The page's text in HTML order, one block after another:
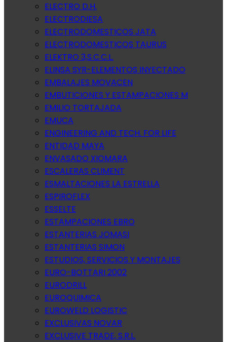
ELECTRO D.H.
ELECTRODIESA
ELECTRODOMESTICOS JATA
ELECTRODOMESTICOS TAURUS
ELEKTRO 3,S.C.C.L.
ELINSA SYR-ELEMENTOS INYECTADO
EMBALAJES MOVACEN
EMBUTICIONES Y ESTAMPACIONES M
EMILIO TORTAJADA
EMUCA
ENGINEERING AND TECH. FOR LIFE
ENTIDAD MAYA
ENVASADO XIOMARA
ESCALERAS CLIMENT
ESMALTACIONES LA ESTRELLA
ESPIROFLEX
ESSELTE
ESTAMPACIONES EBRO
ESTANTERIAS JOMASI
ESTANTERIAS SIMON
ESTUDIOS, SERVICIOS Y MONTAJES
EURO-BOTTARI 2002
EURODRILL
EUROQUIMICA
EUROWELD LOGISTIC
EXCLUSIVAS NOVAR
EXCLUSIVE TRADE, S.R.L.